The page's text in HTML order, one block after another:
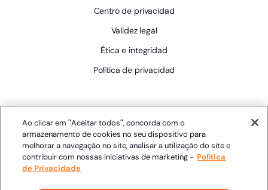
Centro de privacidad
Validez legal
Ética e integridad
Política de privacidad
Herramientas
Estado de la plataforma
Ao clicar em "Aceitar todos", concorda com o
armazenamento de cookies no seu dispositivo para
melhorar a navegação no site, analisar a utilização do site e
contribuir com nossas iniciativas de marketing - Política
de Privacidade